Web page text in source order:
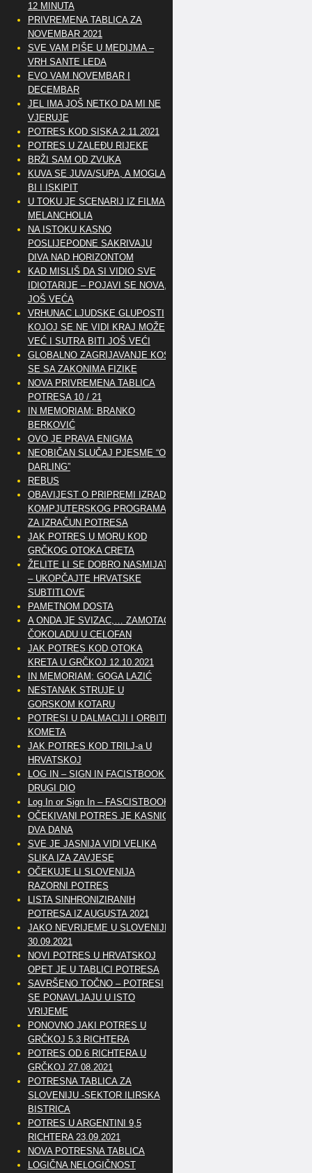
12 MINUTA
PRIVREMENA TABLICA ZA
NOVEMBAR 2021
SVE VAM PIŠE U MEDIJMA –
VRH SANTE LEDA
EVO VAM NOVEMBAR I
DECEMBAR
JEL IMA JOŠ NETKO DA MI NE
VJERUJE
POTRES KOD SISKA 2.11.2021
POTRES U ZALEĐU RIJEKE
BRŽI SAM OD ZVUKA
KUVA SE JUVA/SUPA, A MOGLA
BI I ISKIPIT
U TOKU JE SCENARIJ IZ FILMA
MELANCHOLIA
NA ISTOKU KASNO
POSLIJEPODNE SAKRIVAJU
DIVA NAD HORIZONTOM
KAD MISLIŠ DA SI VIDIO SVE
IDIOTARIJE – POJAVI SE NOVA,..
JOŠ VEĆA
VRHUNAC LJUDSKE GLUPOSTI
KOJOJ SE NE VIDI KRAJ MOŽE
VEĆ I SUTRA BITI JOŠ VEĆI
GLOBALNO ZAGRIJAVANJE KOSI
SE SA ZAKONIMA FIZIKE
NOVA PRIVREMENA TABLICA
POTRESA 10 / 21
IN MEMORIAM: BRANKO
BERKOVIĆ
OVO JE PRAVA ENIGMA
NEOBIČAN SLUČAJ PJESME “OH
DARLING”
REBUS
OBAVIJEST O PRIPREMI IZRADE
KOMPJUTERSKOG PROGRAMA
ZA IZRAČUN POTRESA
JAK POTRES U MORU KOD
GRČKOG OTOKA CRETA
ŽELITE LI SE DOBRO NASMIJATI
– UKOPČAJTE HRVATSKE
SUBTITLOVE
PAMETNOM DOSTA
A ONDA JE SVIZAC,… ZAMOTAO
ČOKOLADU U CELOFAN
JAK POTRES KOD OTOKA
KRETA U GRČKOJ 12.10.2021
IN MEMORIAM: GOGA LAZIĆ
NESTANAK STRUJE U
GORSKOM KOTARU
POTRESI U DALMACIJI I ORBITE
KOMETA
JAK POTRES KOD TRILJ-a U
HRVATSKOJ
LOG IN – SIGN IN FACISTBOOK –
DRUGI DIO
Log In or Sign In – FASCISTBOOK
OČEKIVANI POTRES JE KASNIO
DVA DANA
SVE JE JASNIJA VIDI VELIKA
SLIKA IZA ZAVJESE
OČEKUJE LI SLOVENIJA
RAZORNI POTRES
LISTA SINHRONIZIRANIH
POTRESA IZ AUGUSTA 2021
JAKO NEVRIJEME U SLOVENIJI
30.09.2021
NOVI POTRES U HRVATSKOJ
OPET JE U TABLICI POTRESA
SAVRŠENO TOČNO – POTRESI
SE PONAVLJAJU U ISTO
VRIJEME
PONOVNO JAKI POTRES U
GRČKOJ 5.3 RICHTERA
POTRES OD 6 RICHTERA U
GRČKOJ 27.08.2021
POTRESNA TABLICA ZA
SLOVENIJU -SEKTOR ILIRSKA
BISTRICA
POTRES U ARGENTINI 9,5
RICHTERA 23.09.2021
NOVA POTRESNA TABLICA
LOGIČNA NELOGIČNOST